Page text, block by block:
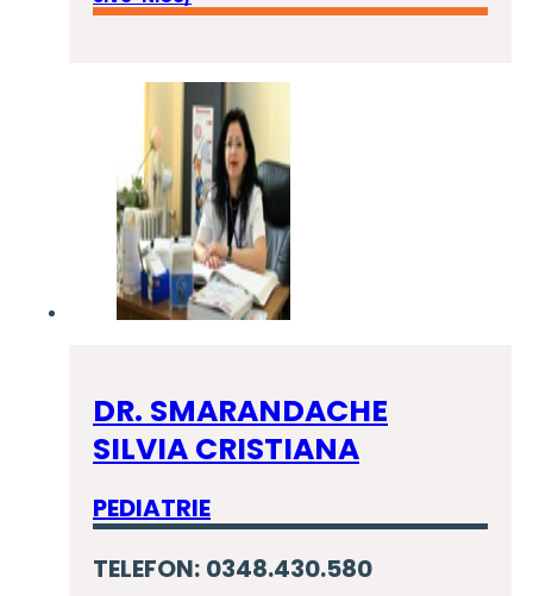
DR. SMARANDACHE
SILVIA CRISTIANA
PEDIATRIE
TELEFON: 0348.430.580